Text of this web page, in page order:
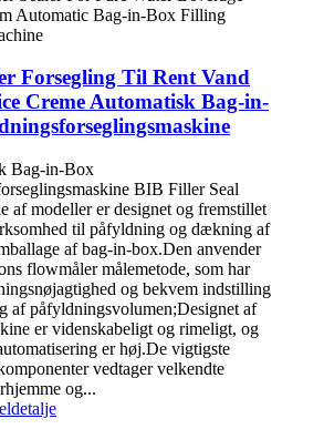
Forsegling Til Rent Vand
Creme Automatisk Bag-in-
Bag-in-Box
BIB Filler Seal
af modeller er designet og fremstillet
til påfyldning og dækning af
af bag-in-box.Den anvender
flowmåler målemetode, som har
og bekvem indstilling
af påfyldningsvolumen;Designet af
er videnskabeligt og rimeligt, og
er høj.De vigtigste
vedtager velkendte
og...
detalje